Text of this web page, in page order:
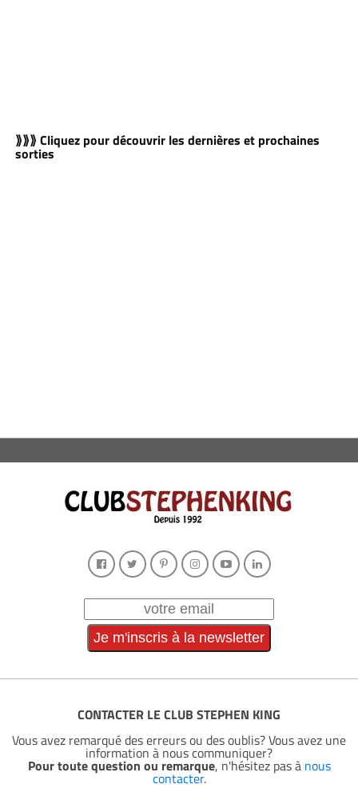
⟫⟫⟫ Cliquez pour découvrir les dernières et prochaines
sorties
CONTACTER LE CLUB STEPHEN KING
Vous avez remarqué des erreurs ou des oublis? Vous avez une
information à nous communiquer?
Pour toute question ou remarque, n'hésitez pas à nous
contacter.